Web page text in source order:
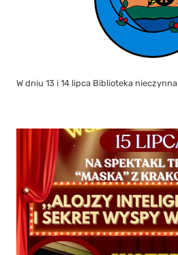
W dniu 13 i 14 lipca Biblioteka nieczynna